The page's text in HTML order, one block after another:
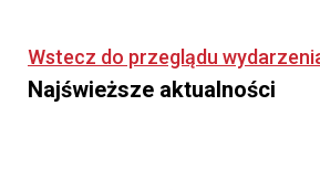
Wstecz do przeglądu
Najświeższe aktualności